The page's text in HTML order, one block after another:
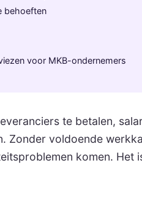
behoeften
voor MKB-ondernemers
te betalen,
Zonder voldoende
komen. Het